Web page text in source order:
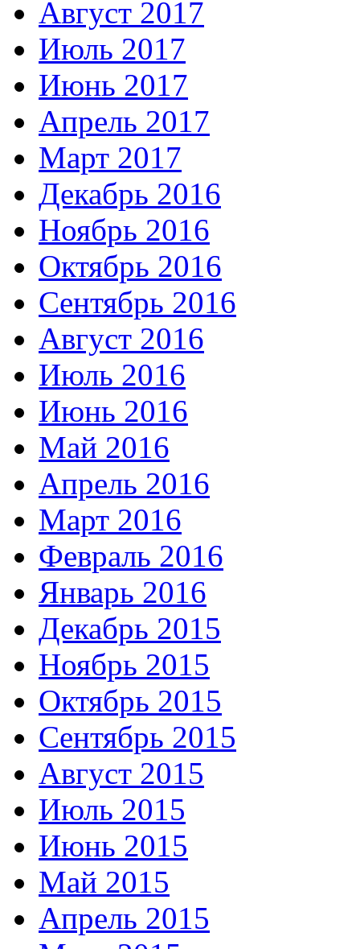
Август 2017
Июль 2017
Июнь 2017
Апрель 2017
Март 2017
Декабрь 2016
Ноябрь 2016
Октябрь 2016
Сентябрь 2016
Август 2016
Июль 2016
Июнь 2016
Май 2016
Апрель 2016
Март 2016
Февраль 2016
Январь 2016
Декабрь 2015
Ноябрь 2015
Октябрь 2015
Сентябрь 2015
Август 2015
Июль 2015
Июнь 2015
Май 2015
Апрель 2015